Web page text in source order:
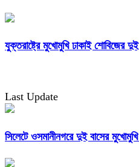
যুক্তরাষ্ট্রে মুখোমুখি ঢাকাই শোবিজের
Last Update
সিলেটে ওসমানীনগরে দুই বাসের